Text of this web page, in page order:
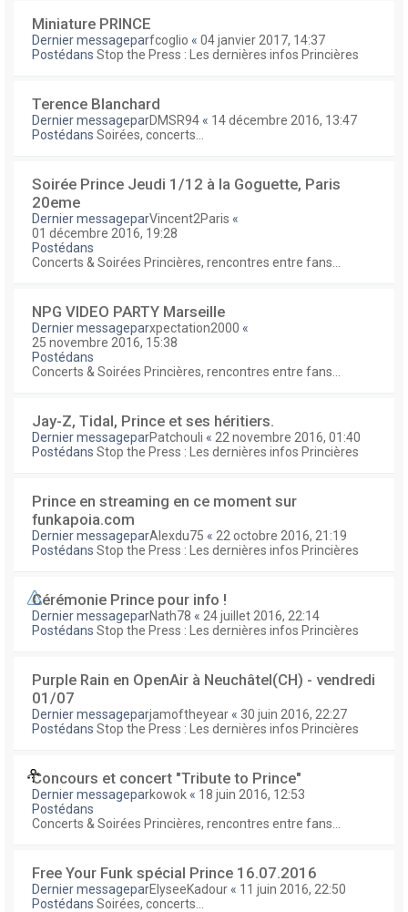
Miniature PRINCE
Dernier messageparfcoglio « 04 janvier 2017, 14:37
Postédans Stop the Press : Les dernières infos Princières
Terence Blanchard
Dernier messageparDMSR94 « 14 décembre 2016, 13:47
Postédans Soirées, concerts...
Soirée Prince Jeudi 1/12 à la Goguette, Paris
20eme
Dernier messageparVincent2Paris «
01 décembre 2016, 19:28
Postédans
Concerts & Soirées Princières, rencontres entre fans...
NPG VIDEO PARTY Marseille
Dernier messageparxpectation2000 «
25 novembre 2016, 15:38
Postédans
Concerts & Soirées Princières, rencontres entre fans...
Jay-Z, Tidal, Prince et ses héritiers.
Dernier messageparPatchouli « 22 novembre 2016, 01:40
Postédans Stop the Press : Les dernières infos Princières
Prince en streaming en ce moment sur
funkapoia.com
Dernier messageparAlexdu75 « 22 octobre 2016, 21:19
Postédans Stop the Press : Les dernières infos Princières
Cérémonie Prince pour info !
Dernier messageparNath78 « 24 juillet 2016, 22:14
Postédans Stop the Press : Les dernières infos Princières
Purple Rain en OpenAir à Neuchâtel(CH) - vendredi
01/07
Dernier messageparjamoftheyear « 30 juin 2016, 22:27
Postédans Stop the Press : Les dernières infos Princières
Concours et concert "Tribute to Prince"
Dernier messageparkowok « 18 juin 2016, 12:53
Postédans
Concerts & Soirées Princières, rencontres entre fans...
Free Your Funk spécial Prince 16.07.2016
Dernier messageparElyseeKadour « 11 juin 2016, 22:50
Postédans Soirées, concerts...